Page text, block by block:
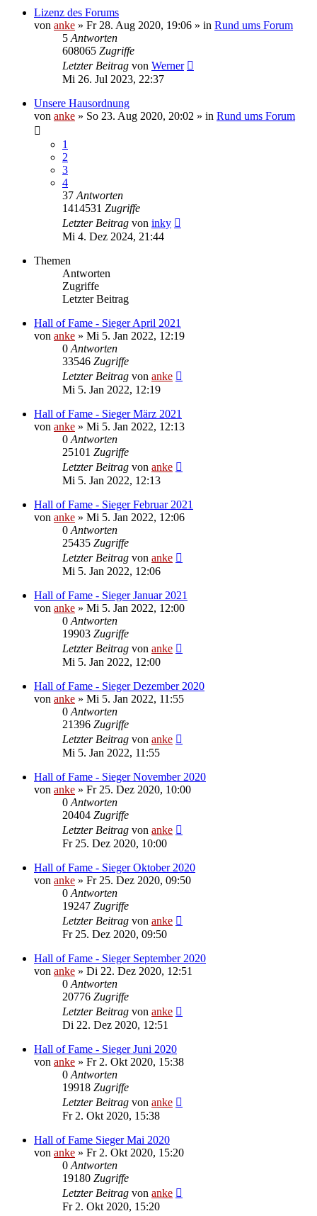
Lizenz des Forums
von anke » Fr 28. Aug 2020, 19:06 » in Rund ums Forum
5 Antworten
608065 Zugriffe
Letzter Beitrag von Werner
Mi 26. Jul 2023, 22:37
Unsere Hausordnung
von anke » So 23. Aug 2020, 20:02 » in Rund ums Forum
1
2
3
4
37 Antworten
1414531 Zugriffe
Letzter Beitrag von inky
Mi 4. Dez 2024, 21:44
Themen
Antworten
Zugriffe
Letzter Beitrag
Hall of Fame - Sieger April 2021
von anke » Mi 5. Jan 2022, 12:19
0 Antworten
33546 Zugriffe
Letzter Beitrag von anke
Mi 5. Jan 2022, 12:19
Hall of Fame - Sieger März 2021
von anke » Mi 5. Jan 2022, 12:13
0 Antworten
25101 Zugriffe
Letzter Beitrag von anke
Mi 5. Jan 2022, 12:13
Hall of Fame - Sieger Februar 2021
von anke » Mi 5. Jan 2022, 12:06
0 Antworten
25435 Zugriffe
Letzter Beitrag von anke
Mi 5. Jan 2022, 12:06
Hall of Fame - Sieger Januar 2021
von anke » Mi 5. Jan 2022, 12:00
0 Antworten
19903 Zugriffe
Letzter Beitrag von anke
Mi 5. Jan 2022, 12:00
Hall of Fame - Sieger Dezember 2020
von anke » Mi 5. Jan 2022, 11:55
0 Antworten
21396 Zugriffe
Letzter Beitrag von anke
Mi 5. Jan 2022, 11:55
Hall of Fame - Sieger November 2020
von anke » Fr 25. Dez 2020, 10:00
0 Antworten
20404 Zugriffe
Letzter Beitrag von anke
Fr 25. Dez 2020, 10:00
Hall of Fame - Sieger Oktober 2020
von anke » Fr 25. Dez 2020, 09:50
0 Antworten
19247 Zugriffe
Letzter Beitrag von anke
Fr 25. Dez 2020, 09:50
Hall of Fame - Sieger September 2020
von anke » Di 22. Dez 2020, 12:51
0 Antworten
20776 Zugriffe
Letzter Beitrag von anke
Di 22. Dez 2020, 12:51
Hall of Fame - Sieger Juni 2020
von anke » Fr 2. Okt 2020, 15:38
0 Antworten
19918 Zugriffe
Letzter Beitrag von anke
Fr 2. Okt 2020, 15:38
Hall of Fame Sieger Mai 2020
von anke » Fr 2. Okt 2020, 15:20
0 Antworten
19180 Zugriffe
Letzter Beitrag von anke
Fr 2. Okt 2020, 15:20